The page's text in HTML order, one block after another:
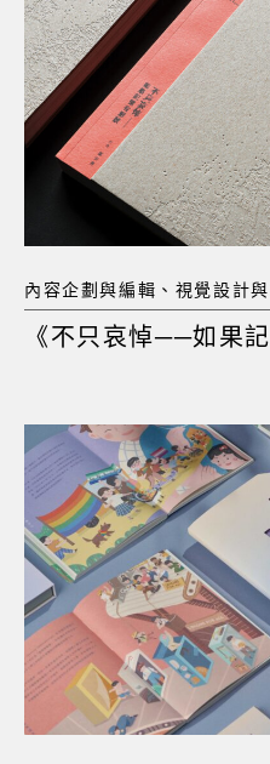
內容企劃與編輯、視覺設計
《不只哀悼──如果